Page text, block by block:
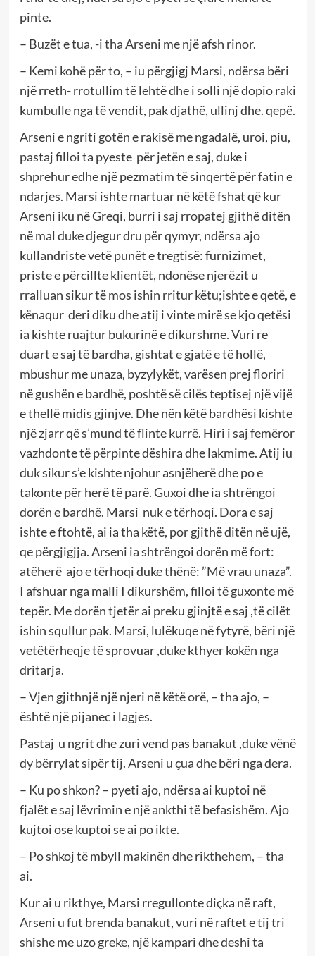
pinte.
– Buzët e tua, -i tha Arseni me një afsh rinor.
– Kemi kohë për to, – iu përgjigj Marsi, ndërsa bëri
një rreth- rrotullim të lehtë dhe i solli një dopio raki
kumbulle nga të vendit, pak djathë, ullinj dhe. qepë.
Arseni e ngriti gotën e rakisë me ngadalë, uroi, piu,
pastaj filloi ta pyeste për jetën e saj, duke i
shprehur edhe një pezmatim të sinqertë për fatin e
ndarjes. Marsi ishte martuar në këtë fshat që kur
Arseni iku në Greqi, burri i saj rropatej gjithë ditën
në mal duke djegur dru për qymyr, ndërsa ajo
kullandriste vetë punët e tregtisë: furnizimet,
priste e përcillte klientët, ndonëse njerëzit u
rralluan sikur të mos ishin rritur këtu;ishte e qetë, e
kënaqur deri diku dhe atij i vinte mirë se kjo qetësi
ia kishte ruajtur bukurinë e dikurshme. Vuri re
duart e saj të bardha, gishtat e gjatë e të hollë,
mbushur me unaza, byzylykët, varësen prej floriri
në gushën e bardhë, poshtë së cilës teptisej një vijë
e thellë midis gjinjve. Dhe nën këtë bardhësi kishte
një zjarr që s’mund të flinte kurrë. Hiri i saj femëror
vazhdonte të përpinte dëshira dhe lakmime. Atij iu
duk sikur s’e kishte njohur asnjëherë dhe po e
takonte për herë të parë. Guxoi dhe ia shtrëngoi
dorën e bardhë. Marsi nuk e tërhoqi. Dora e saj
ishte e ftohtë, ai ia tha këtë, por gjithë ditën në ujë,
qe përgjigjja. Arseni ia shtrëngoi dorën më fort:
atëherë ajo e tërhoqi duke thënë: ”Më vrau unaza”.
I afshuar nga malli I dikurshëm, filloi të guxonte më
tepër. Me dorën tjetër ai preku gjinjtë e saj ,të cilët
ishin squllur pak. Marsi, lulëkuqe në fytyrë, bëri një
vetëtërheqje të sprovuar ,duke kthyer kokën nga
dritarja.
– Vjen gjithnjë një njeri në këtë orë, – tha ajo, –
është një pijanec i lagjes.
Pastaj u ngrit dhe zuri vend pas banakut ,duke vënë
dy bërrylat sipër tij. Arseni u çua dhe bëri nga dera.
– Ku po shkon? – pyeti ajo, ndërsa ai kuptoi në
fjalët e saj lëvrimin e një ankthi të befasishëm. Ajo
kujtoi ose kuptoi se ai po ikte.
– Po shkoj të mbyll makinën dhe rikthehem, – tha
ai.
Kur ai u rikthye, Marsi rregullonte diçka në raft,
Arseni u fut brenda banakut, vuri në raftet e tij tri
shishe me uzo greke, një kampari dhe deshi ta